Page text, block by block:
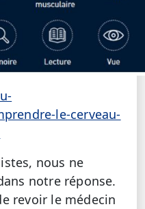
le-cerveau-
nous ne
notre réponse.
revoir le médecin